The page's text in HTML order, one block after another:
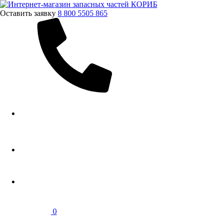
Оставить заявку 8 800 5505 865
0